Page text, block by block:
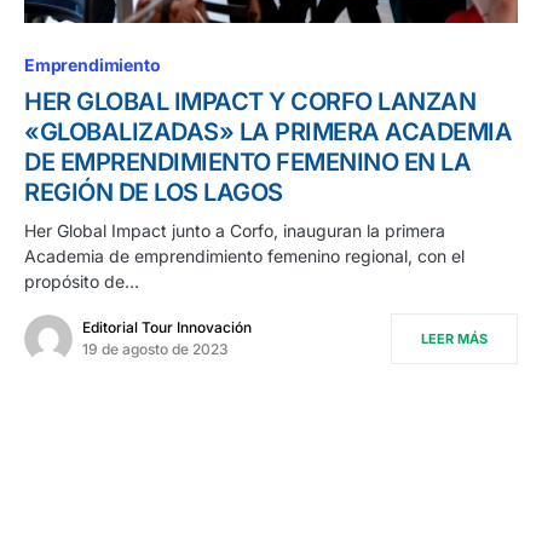
Emprendimiento
HER GLOBAL IMPACT Y CORFO LANZAN
«GLOBALIZADAS» LA PRIMERA ACADEMIA
DE EMPRENDIMIENTO FEMENINO EN LA
REGIÓN DE LOS LAGOS
Her Global Impact junto a Corfo, inauguran la primera
Academia de emprendimiento femenino regional, con el
propósito de…
Editorial Tour Innovación
19 de agosto de 2023
LEER MÁS